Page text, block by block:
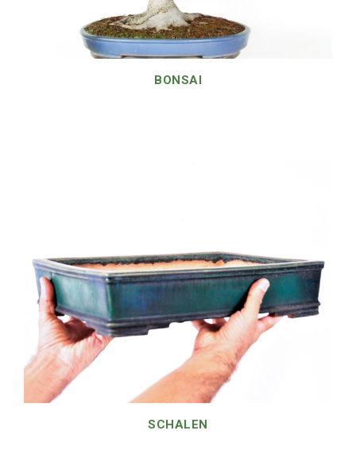
BONSAI
SCHALEN